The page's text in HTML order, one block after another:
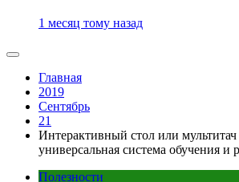
1 месяц тому назад
Главная
2019
Сентябрь
21
Интерактивный стол или мультитач
универсальная система обучения и
Полезности